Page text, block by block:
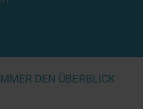
DEN ÜBERBLICK